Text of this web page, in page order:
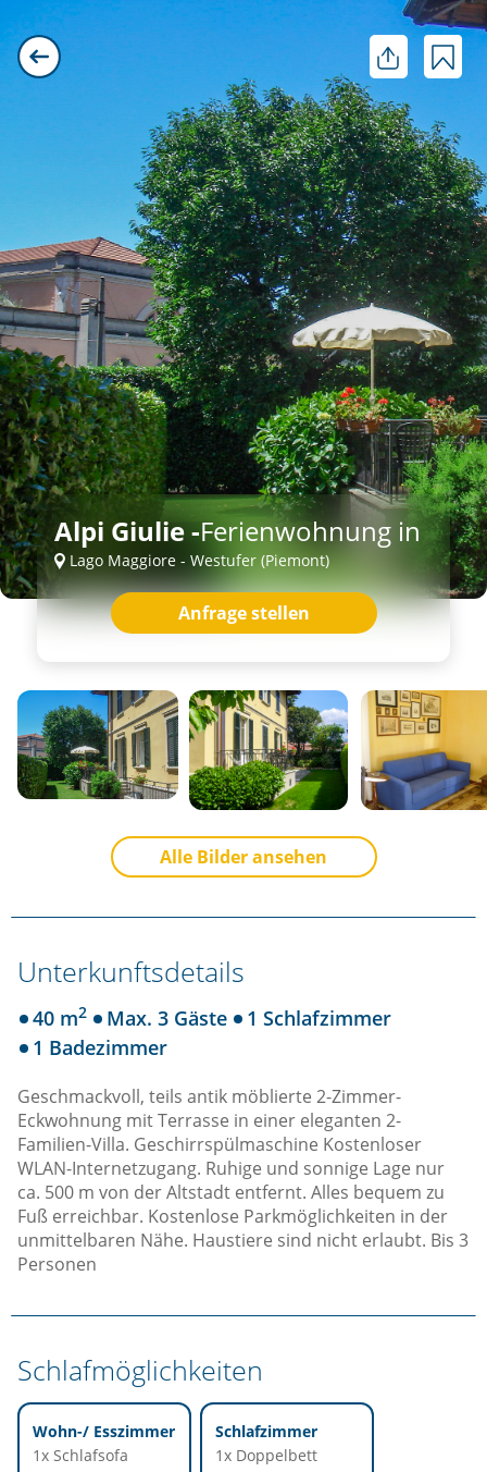
Alle Bilder ansehen
Unterkunftsdetails
40 m2 Max. 3 Gäste
1 Schlafzimmer
1 Badezimmer
Geschmackvoll, teils antik möblierte 2-Zimmer-
Eckwohnung mit Terrasse in einer eleganten 2-
Familien-Villa. Geschirrspülmaschine Kostenloser
WLAN-Internetzugang. Ruhige und sonnige Lage nur
ca. 500 m von der Altstadt entfernt. Alles bequem zu
Fuß erreichbar. Kostenlose Parkmöglichkeiten in der
unmittelbaren Nähe. Haustiere sind nicht erlaubt. Bis 3
Personen
Schlafmöglichkeiten
Wohn-/ Esszimmer
1x Schlafsofa
Schlafzimmer
1x Doppelbett
Alpi Giulie -Ferienwohnung in
Lago Maggiore - Westufer (Piemont)
Anfrage stellen